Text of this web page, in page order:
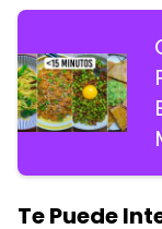
Te Puede